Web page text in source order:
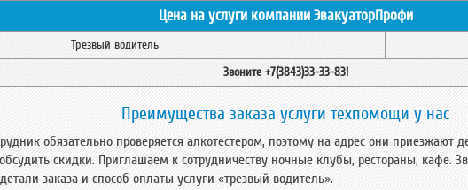
Цена на услуги компании ЭвакуаторПрофи
Трезвый водитель
Звоните +7(3843)33-33-83!
Преимущества заказа услуги техпомощи у нас
обязательно проверяется алкотестером, поэтому на адрес они приезжают
скидки. Приглашаем к сотрудничеству ночные клубы, рестораны, кафе.
заказа и способ оплаты услуги «трезвый водитель».